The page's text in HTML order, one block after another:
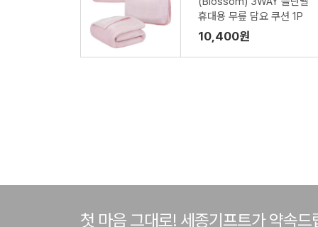
휴대용 무릎 담요 쿠션 1P
10,400원
첫 마음 그대로! 세종기프트가 약속드